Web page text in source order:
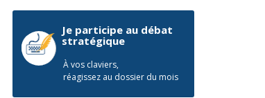
Je participe au débat
stratégique
À vos claviers,
réagissez au dossier du mois